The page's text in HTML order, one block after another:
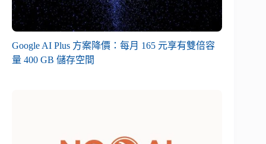
Google AI Plus 方案降價：每月 165 元享有雙倍容
量 400 GB 儲存空間